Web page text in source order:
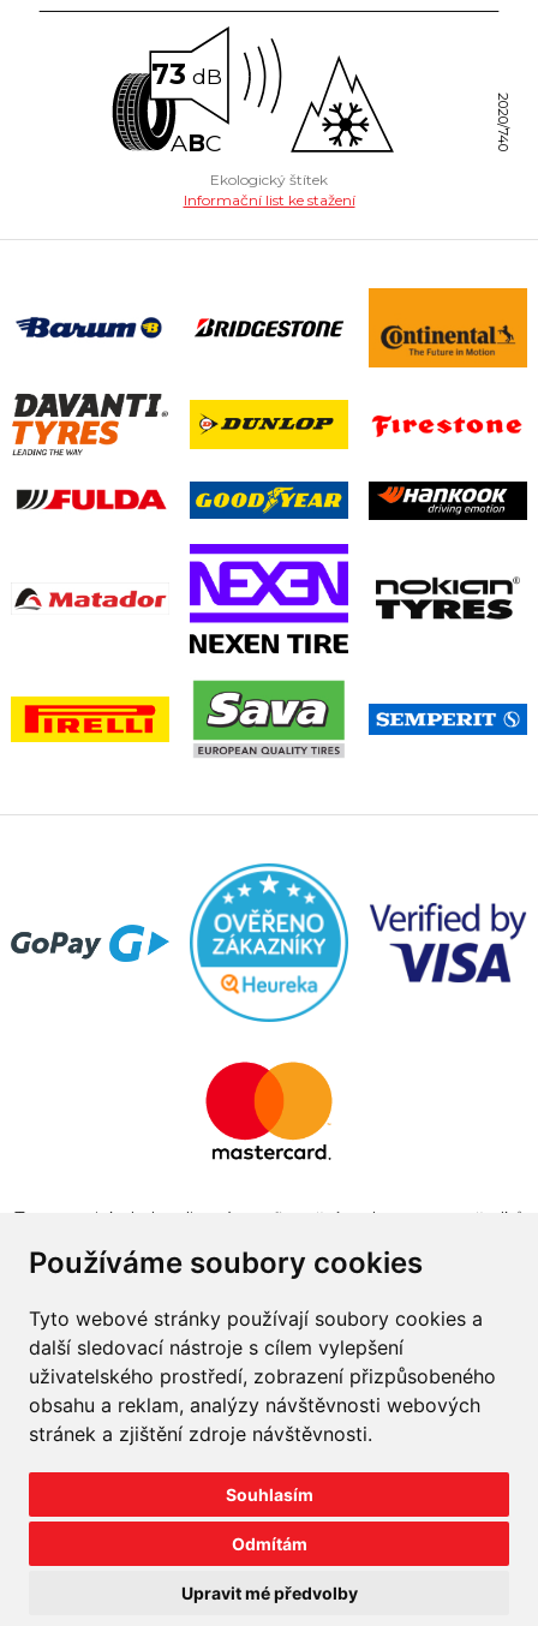
Používáme soubory cookies
Tyto webové stránky používají soubory cookies a
další sledovací nástroje s cílem vylepšení
uživatelského prostředí, zobrazení přizpůsobeného
obsahu a reklam, analýzy návštěvnosti webových
stránek a zjištění zdroje návštěvnosti.
Souhlasím
Odmítám
Upravit mé předvolby
73 dB
ABC 2020/740
Ekologický štítek
Informační list ke stažení
Tento projekt byl realizován za finanční podpory z prostředků
obchodu v programu The Country for the Future
2026prodej-pneu.cz
Napište nám
Velkoobchod